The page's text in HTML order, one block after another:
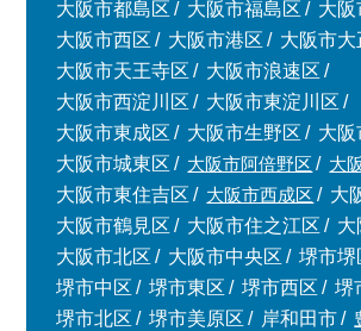
大阪市都島区 大阪市福島区
大阪
大阪市西区
大阪市港区
大阪市大
大阪市天王寺区
大阪市浪速区
大阪市西淀川区
大阪市東淀川区
大阪市東成区
大阪市生野区
大阪
大阪市城東区
大阪市阿倍野区
大
大阪市東住吉区
大阪市西成区
大
大阪市鶴見区
大阪市住之江区
大
大阪市北区
大阪市中央区
堺市堺
堺市中区
堺市東区 堺市西区
堺
堺市北区
堺市美原区 岸和田市